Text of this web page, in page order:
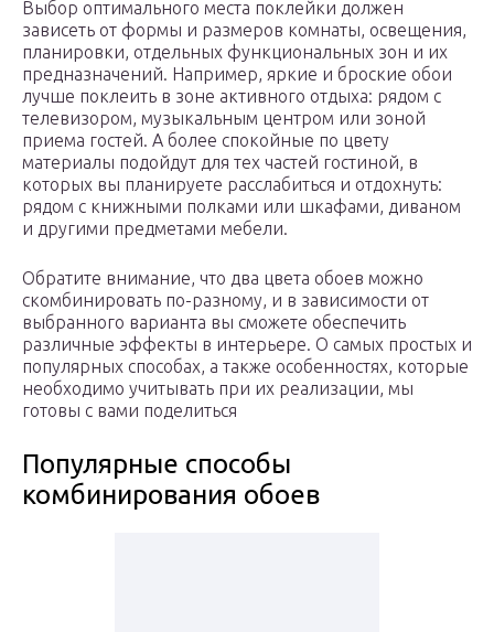
Выбор оптимального места поклейки должен
зависеть от формы и размеров комнаты, освещения,
планировки, отдельных функциональных зон и их
предназначений. Например, яркие и броские обои
лучше поклеить в зоне активного отдыха: рядом с
телевизором, музыкальным центром или зоной
приема гостей. А более спокойные по цвету
материалы подойдут для тех частей гостиной, в
которых вы планируете расслабиться и отдохнуть:
рядом с книжными полками или шкафами, диваном
и другими предметами мебели.
Обратите внимание, что два цвета обоев можно
скомбинировать по-разному, и в зависимости от
выбранного варианта вы сможете обеспечить
различные эффекты в интерьере. О самых простых и
популярных способах, а также особенностях, которые
необходимо учитывать при их реализации, мы
готовы с вами поделиться
Популярные способы
комбинирования обоев